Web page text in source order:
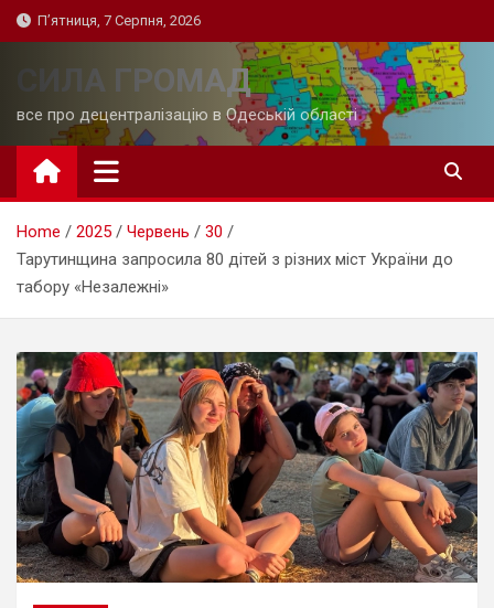
Skip
to
П’ятниця, 7 Серпня, 2026
СИЛА ГРОМАД
все про децентралізацію в Одеській області
Home 2025 Червень
30
Тарутинщина запросила 80 дітей з різних міст України до
табору «Незалежні»